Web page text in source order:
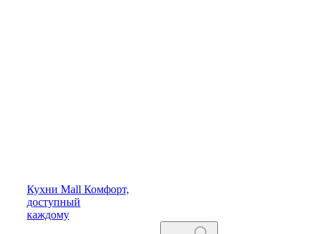
Кухни Mall Комфорт,
доступный
каждому